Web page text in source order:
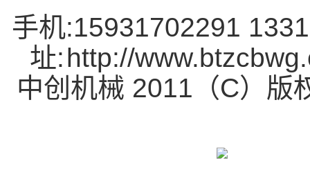
手机:15931702291
址:http://
中创机械 2011（C）版